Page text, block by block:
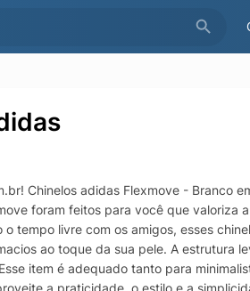
Chinelos adidas Flexmove - Branco
foram feitos para você que valoriza
tempo livre com os amigos, esses
ao toque da sua pele. A estrutura
item é adequado tanto para